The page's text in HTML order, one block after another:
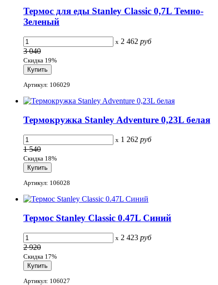
Термос для еды Stanley Classic 0,7L Темно-
Зеленый
x 2 462 руб
3 040
Скидка 19%
Артикул: 106029
Термокружка Stanley Adventure 0,23L белая
x 1 262 руб
1 540
Скидка 18%
Артикул: 106028
Термос Stanley Classic 0.47L Cиний
x 2 423 руб
2 920
Скидка 17%
Артикул: 106027